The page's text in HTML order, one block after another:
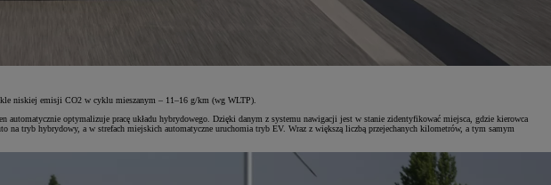
niskiej emisji CO2 w cyklu mieszanym – 11–16 g/km (wg WLTP).
optymalizuje pracę układu hybrydowego. Dzięki danym z systemu nawigacji jest w stanie zidentyfikować miejsca, gdzie kierowca
na tryb hybrydowy, a w strefach miejskich automatyczne uruchomia tryb EV. Wraz z większą liczbą przejechanych kilometrów, a tym samym